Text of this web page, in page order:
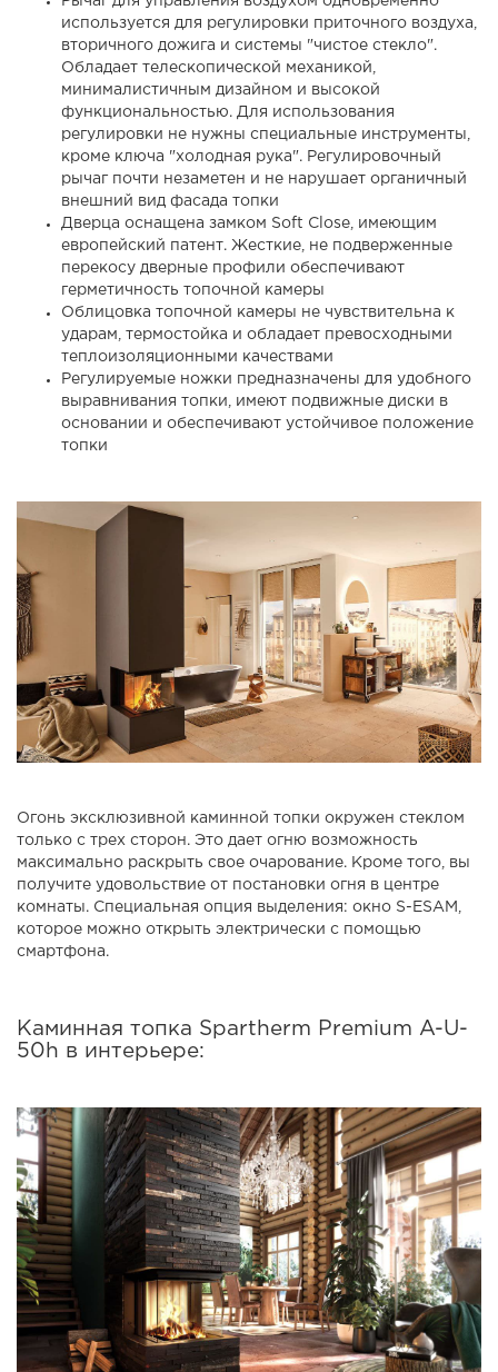
используется для регулировки приточного воздуха,
вторичного дожига и системы "чистое стекло".
Обладает телескопической механикой,
минималистичным дизайном и высокой
функциональностью. Для использования
регулировки не нужны специальные инструменты,
кроме ключа "холодная рука". Регулировочный
рычаг почти незаметен и не нарушает органичный
внешний вид фасада топки
Дверца оснащена замком Soft Close, имеющим
европейский патент. Жесткие, не подверженные
перекосу дверные профили обеспечивают
герметичность топочной камеры
Облицовка топочной камеры не чувствительна к
ударам, термостойка и обладает превосходными
теплоизоляционными качествами
Регулируемые ножки предназначены для удобного
выравнивания топки, имеют подвижные диски в
основании и обеспечивают устойчивое положение
топки
Огонь эксклюзивной каминной топки окружен стеклом
только с трех сторон. Это дает огню возможность
максимально раскрыть свое очарование. Кроме того, вы
получите удовольствие от постановки огня в центре
комнаты. Специальная опция выделения: окно S-ESAM,
которое можно открыть электрически с помощью
смартфона.
Каминная топка Spartherm Premium A-U-
50h в интерьере: